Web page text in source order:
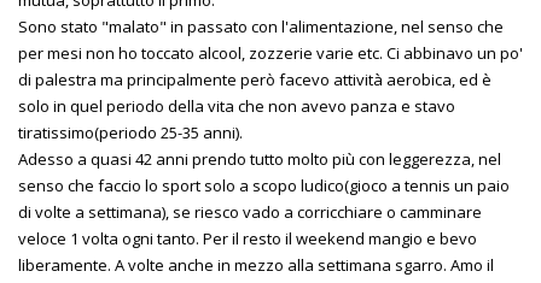
Sono stato "malato" in passato con l'alimentazione, nel senso che
per mesi non ho toccato alcool, zozzerie varie etc. Ci abbinavo un po'
di palestra ma principalmente però facevo attività aerobica, ed è
solo in quel periodo della vita che non avevo panza e stavo
tiratissimo(periodo 25-35 anni).
Adesso a quasi 42 anni prendo tutto molto più con leggerezza, nel
senso che faccio lo sport solo a scopo ludico(gioco a tennis un paio
di volte a settimana), se riesco vado a corricchiare o camminare
veloce 1 volta ogni tanto. Per il resto il weekend mangio e bevo
liberamente. A volte anche in mezzo alla settimana sgarro. Amo il